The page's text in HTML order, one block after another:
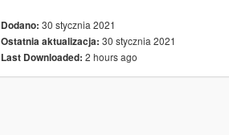
Dodano: 30 stycznia 2021
Ostatnia aktualizacja: 30 stycznia 2021
Last Downloaded: 2 hours ago